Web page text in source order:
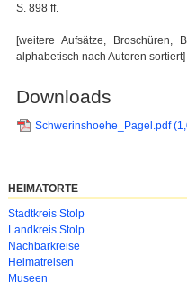
S. 898 ff.
[weitere Aufsätze, Broschüren,
alphabetisch nach Autoren sortiert]
Downloads
Schwerinshoehe_Pagel.pdf
HEIMATORTE
Navigation
überspringen
Stadtkreis Stolp
Landkreis Stolp
Nachbarkreise
Heimatreisen
Museen